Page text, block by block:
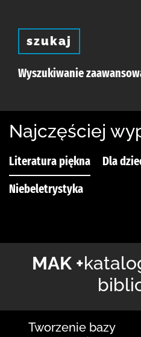
szukaj
Wyszukiwanie
Najczęściej
Literatura piękna
Dla
Niebeletrystyka
MAK +
Tworzenie bazy